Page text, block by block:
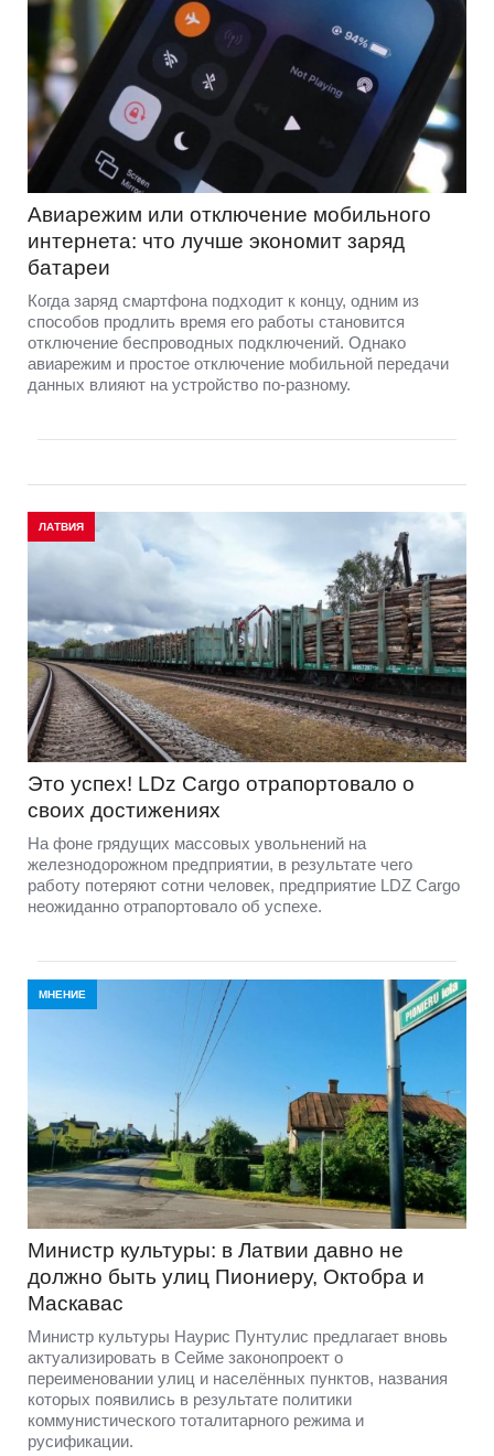
Авиарежим или отключение мобильного
интернета: что лучше экономит заряд
батареи
Когда заряд смартфона подходит к концу, одним из
способов продлить время его работы становится
отключение беспроводных подключений. Однако
авиарежим и простое отключение мобильной передачи
данных влияют на устройство по-разному.
ЛАТВИЯ
Это успех! LDz Cargo отрапортовало о
своих достижениях
На фоне грядущих массовых увольнений на
железнодорожном предприятии, в результате чего
работу потеряют сотни человек, предприятие LDZ Cargо
неожиданно отрапортовало об успехе.
МНЕНИЕ
Министр культуры: в Латвии давно не
должно быть улиц Пиониеру, Октобра и
Маскавас
Министр культуры Наурис Пунтулис предлагает вновь
актуализировать в Сейме законопроект о
переименовании улиц и населённых пунктов, названия
которых появились в результате политики
коммунистического тоталитарного режима и
русификации.